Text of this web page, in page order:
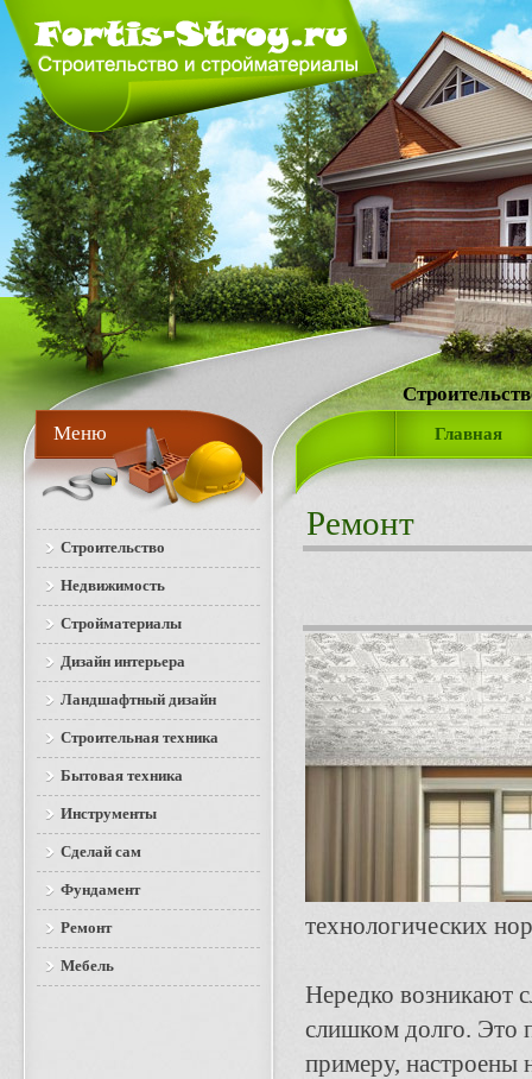
Главная
Ремонт
технологических
Нередко возникают
слишком долго. Это
примеру, настроены
Меню
Строительство
Недвижимость
Стройматериалы
Дизайн интерьера
Ландшафтный дизайн
Строительная техника
Бытовая техника
Инструменты
Сделай сам
Фундамент
Ремонт
Мебель